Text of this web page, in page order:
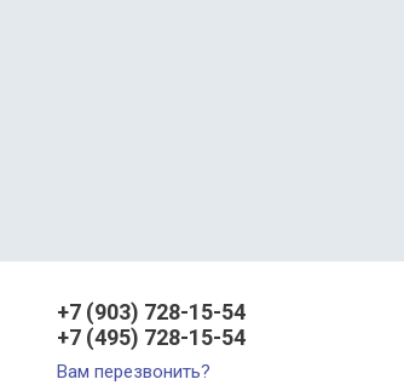
+7 (903) 728-15-54
+7 (495) 728-15-54
Вам перезвонить?